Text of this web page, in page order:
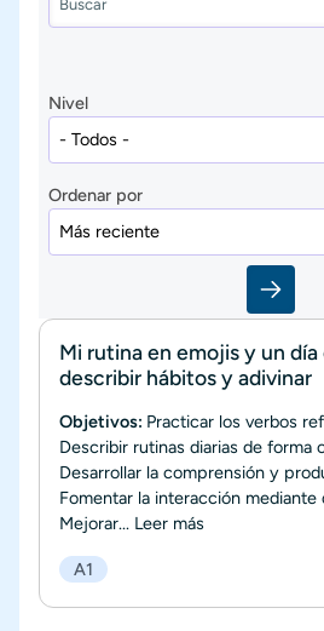
Nivel
Ordenar por
Mi rutina en emojis y un día
describir hábitos y adivinar
Objetivos: Practicar los verbos
Describir rutinas diarias de forma
Desarrollar la comprensión y
Fomentar la interacción mediante
Mejorar... Leer más
A1